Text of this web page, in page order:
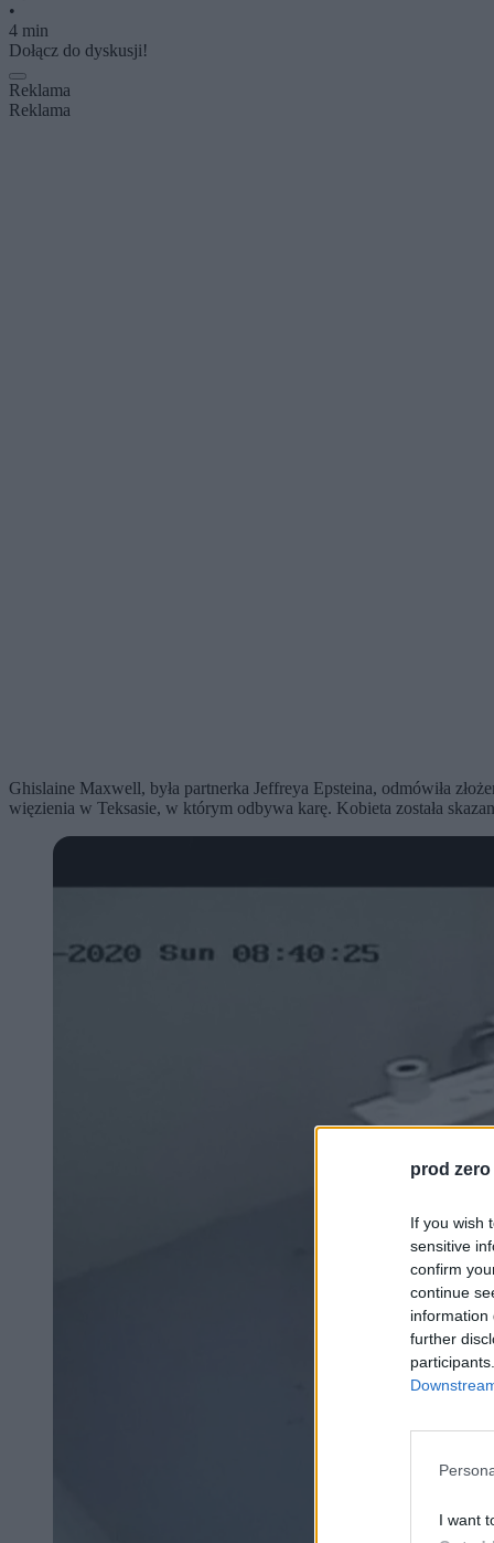
prod zero
If you wish
sensitive
confirm
continue
information
further
I want
•
4 min
Dołącz do dyskusji!
Reklama
Reklama
Ghislaine Maxwell, była partnerka Jeffreya Epsteina, odmówiła
więzienia w Teksasie, w którym odbywa karę. Kobieta została